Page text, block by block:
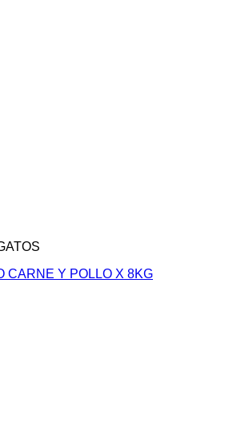
CARNE Y POLLO X 8KG